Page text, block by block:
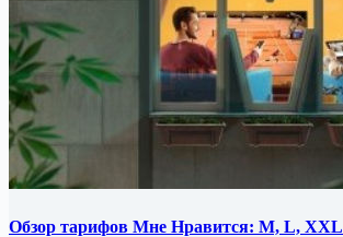
Обзор тарифов Мне Нравится: M, L, XXL